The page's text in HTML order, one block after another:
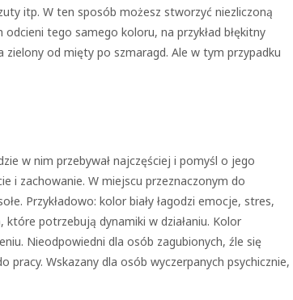
itp. W ten sposób możesz stworzyć niezliczoną
tego samego koloru, na przykład błękitny
od mięty po szmaragd. Ale w tym przypadku
w nim przebywał najczęściej i pomyśl o jego
i zachowanie. W miejscu przeznaczonym do
Przykładowo: kolor biały łagodzi emocje, stres,
potrzebują dynamiki w działaniu. Kolor
Nieodpowiedni dla osób zagubionych, źle się
pracy. Wskazany dla osób wyczerpanych psychicznie,